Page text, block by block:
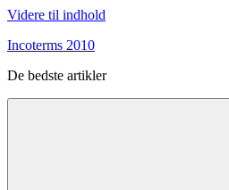
Videre til indhold
Incoterms 2010
De bedste artikler